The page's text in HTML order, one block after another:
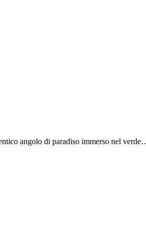
angolo di paradiso immerso nel